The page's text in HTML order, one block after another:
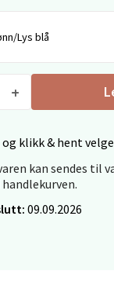
Lys blå
klikk & hent
kan sendes til
09.09.2026